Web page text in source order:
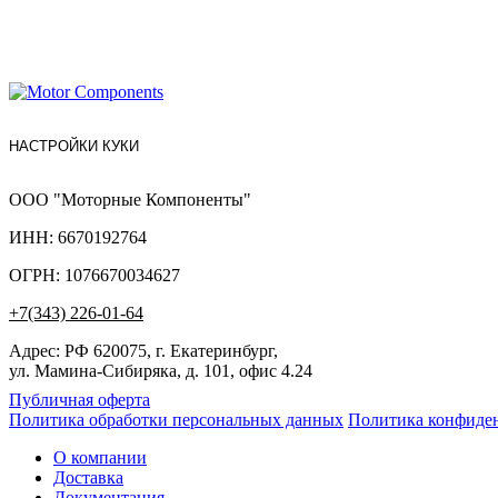
НАСТРОЙКИ КУКИ
ООО "Моторные Компоненты"
ИНН: 6670192764
ОГРН: 1076670034627
+7(343) 226-01-64
Адрес: РФ 620075, г. Екатеринбург,
ул. Мамина-Сибиряка, д. 101, офис 4.24
Публичная оферта
Политика обработки персональных данных Политика
О компании
Доставка